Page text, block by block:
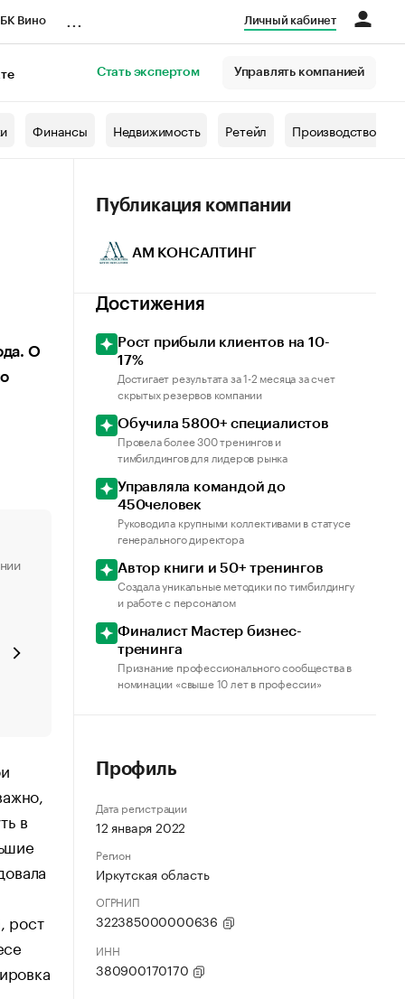
Вино Личный кабинет
Стать экспертом Управлять компанией
Финансы Недвижимость Ретейл Производство
О
в
рост
Публикация компании
АМ КОНСАЛТИНГ
Достижения
Рост прибыли клиентов на 10-
17%
Достигает результата за 1-2 месяца за счет
скрытых резервов компании
Обучила 5800+ специалистов
Провела более 300 тренингов и
тимбилдингов для лидеров рынка
Управляла командой до
450человек
Руководила крупными коллективами в статусе
генерального директора
Автор книги и 50+ тренингов
Создала уникальные методики по тимбилдингу
и работе с персоналом
Финалист Мастер бизнес-
тренинга
Признание профессионального сообщества в
номинации «свыше 10 лет в профессии»
Профиль
Дата регистрации
12 января 2022
Регион
Иркутская область
ОГРНИП
322385000000636
ИНН
380900170170